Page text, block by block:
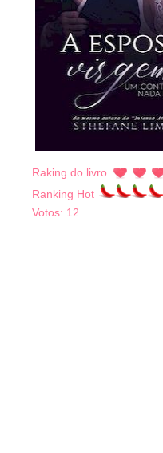
Raking do livro
Ranking Hot
Votos: 12